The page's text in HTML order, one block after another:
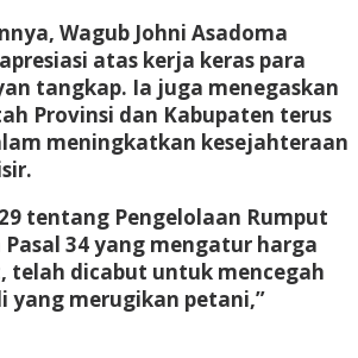
Wagub Johni Asadoma
atas kerja keras para
tangkap. Ia juga menegaskan
Provinsi dan Kabupaten terus
meningkatkan kesejahteraan
tentang Pengelolaan Rumput
34 yang mengatur harga
telah dicabut untuk mencegah
yang merugikan petani,”